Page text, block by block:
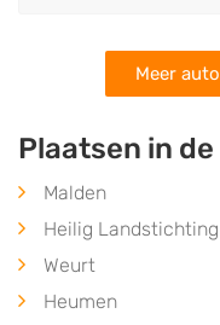
Meer
Plaatsen in
Malden
Heilig Landstichting
Weurt
Heumen